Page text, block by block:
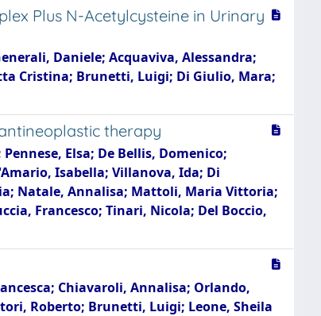
Plus N-Acetylcysteine in Urinary
Daniele; Acquaviva, Alessandra;
Cristina; Brunetti, Luigi; Di Giulio, Mara;
therapy
Elsa; De Bellis, Domenico;
Isabella; Villanova, Ida; Di
Natale, Annalisa; Mattoli, Maria Vittoria;
Francesco; Tinari, Nicola; Del Boccio,
Chiavaroli, Annalisa; Orlando,
Roberto; Brunetti, Luigi; Leone, Sheila